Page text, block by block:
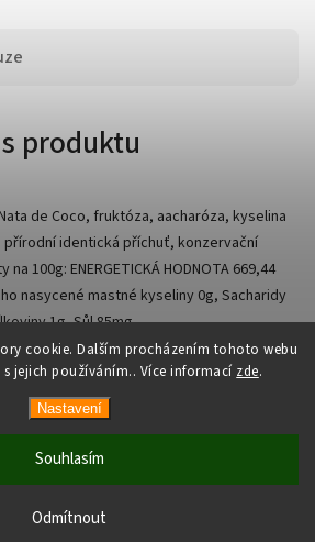
cookie. Dalším procházením tohoto webu
jejich používáním.. Více informací zde.
Nastavení
Odmítnout
Souhlasím
produktu
de Coco, fruktóza, aacharóza, kyselina
přírodní identická příchuť, konzervační
100g: ENERGETICKÁ HODNOTA 669,44
nasycené mastné kyseliny 0g, Sacharidy
1g, Sůl 85mg.
AsianShop
VytvořilShoptet | Design